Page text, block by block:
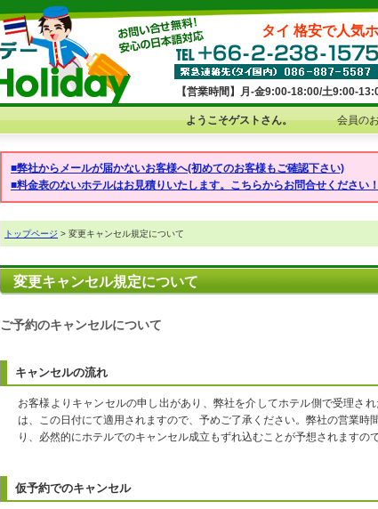
タイ 格安で人気
【営業時間】月-金9:00-18:00/土9:00-
ようこそゲストさん。 会員の
■弊社からメールが届かないお客様へ(初めてのお客様もご確認下さい)
■料金表のないホテルはお見積りいたします。こちらからお問合せください！
トップページ > 変更キャンセル規定について
変更キャンセル規定について
ご予約のキャンセルについて
キャンセルの流れ
お客様よりキャンセルの申し出があり、弊社を介してホテル側で受理さ
は、この日付にて適用されますので、予めご了承ください。弊社の営業
り、必然的にホテルでのキャンセル成立もずれ込むことが予想されますの
仮予約でのキャンセル